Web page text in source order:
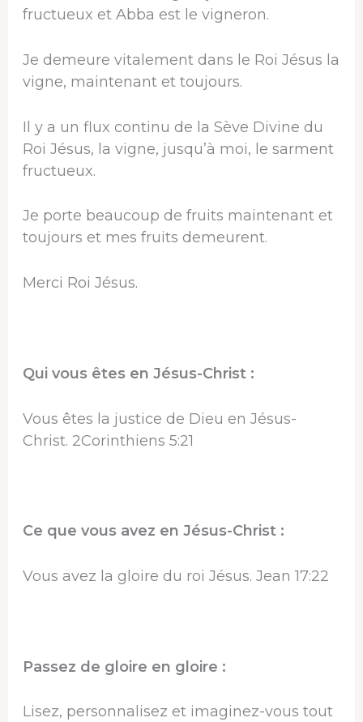
fructueux et Abba est le vigneron.
Je demeure vitalement dans le Roi Jésus la
vigne, maintenant et toujours.
Il y a un flux continu de la Sève Divine du
Roi Jésus, la vigne, jusqu’à moi, le sarment
fructueux.
Je porte beaucoup de fruits maintenant et
toujours et mes fruits demeurent.
Merci Roi Jésus.
Qui vous êtes en Jésus-Christ :
Vous êtes la justice de Dieu en Jésus-
Christ. 2Corinthiens 5:21
Ce que vous avez en Jésus-Christ :
Vous avez la gloire du roi Jésus. Jean 17:22
Passez de gloire en gloire :
Lisez, personnalisez et imaginez-vous tout